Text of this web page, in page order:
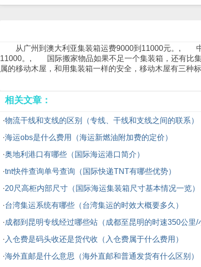
从广州到澳大利亚集装箱运费9000到11000元。, 中
11000。, 国际搬家物品如果不足一个集装箱，还有比
属的移动木屋，和用集装箱一样的安全，移动木屋有三种
相关文章：
·物流干线和支线的区别（专线、干线和支线之间的联系）
·海运obs是什么费用（海运新燃油附加费的定价）
·奥地利港口有哪些（国际海运港口简介）
·tnt快件查询单号查询（国际快递TNT有哪些优势）
·20尺高柜内部尺寸（国际海运集装箱尺寸基本情况一览）
·台湾集运系统有哪些（台湾集运的时效大概要多久）
·成都到昆明专线经过哪些站（成都至昆明的时速350公里/
· 入仓费是码头收还是货代收（入仓费属于什么费用）
·海外直邮是什么意思（海外直邮和普通发货有什么区别）